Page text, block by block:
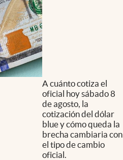
A cuánto cotiza el
oficial hoy sábado 8
de agosto, la
cotización del dólar
blue y cómo queda la
brecha cambiaria con
el tipo de cambio
oficial.